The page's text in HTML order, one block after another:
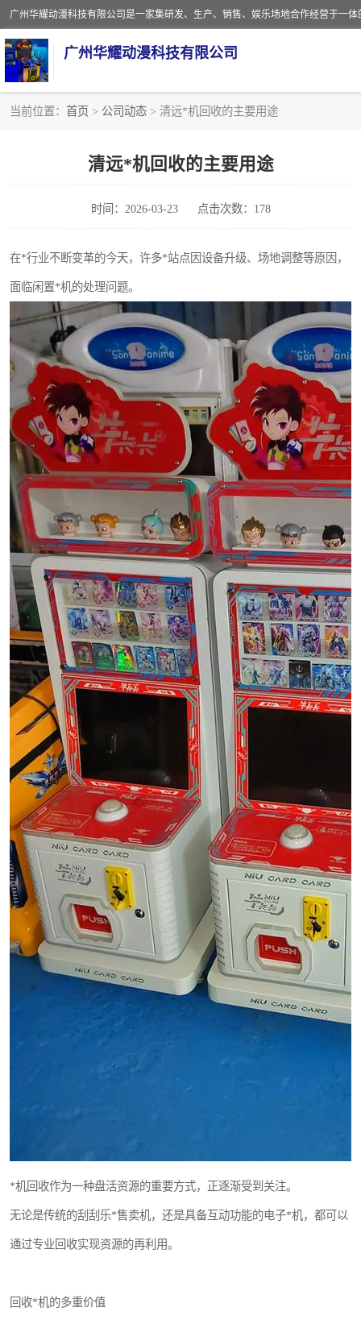
广州华耀动漫科技有限公司
当前位置： 首页 > 公司动态 > 清远*机回收的主要用途
清远*机回收的主要用途
时间：2026-03-23 点击次数：178
在*行业不断变革的今天，许多*站点因设备升级、场地调整等原因，
面临闲置*机的处理问题。
*机回收作为一种盘活资源的重要方式，正逐渐受到关注。
无论是传统的刮刮乐*售卖机，还是具备互动功能的电子*机，都可以
通过专业回收实现资源的再利用。
回收*机的多重价值
游戏厅回收